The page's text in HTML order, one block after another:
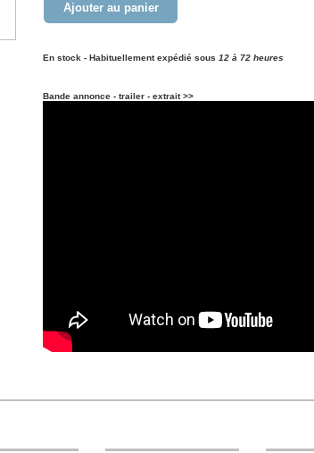
Ajouter au panier
En stock - Habituellement expédié sous 12 à 72 heures
Bande annonce - trailer - extrait >>